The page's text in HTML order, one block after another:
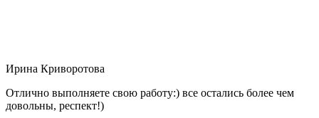
Ирина Криворотова
Отлично выполняете свою работу:) все остались более чем
довольны, респект!)